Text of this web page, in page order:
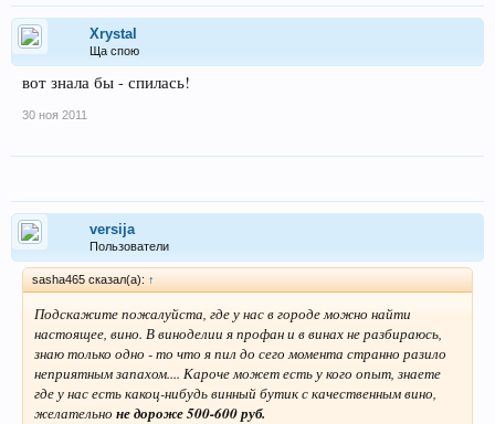
Xrystal
Ща спою
вот знала бы - спилась!
30 ноя 2011
versija
Пользователи
sasha465 сказал(а): ↑
Подскажите пожалуйста, где у нас в городе можно найти
настоящее, вино. В виноделии я профан и в винах не разбираюсь,
знаю только одно - то что я пил до сего момента странно разило
неприятным запахом.... Кароче может есть у кого опыт, знаете
где у нас есть какоц-нибудь винный бутик с качественным вино,
желательно не дороже 500-600 руб.